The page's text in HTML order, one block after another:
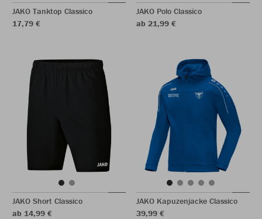
JAKO Tanktop Classico
17,79 €
JAKO Polo Classico
ab 21,99 €
JAKO Short Classico
ab 14,99 €
JAKO Kapuzenjacke Classico
39,99 €